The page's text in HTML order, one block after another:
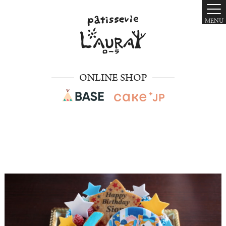
ONLINE SHOP
MENU